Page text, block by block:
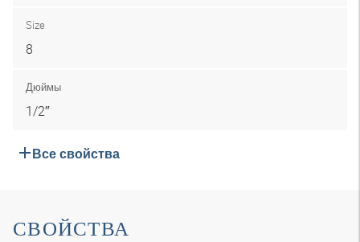
Size
8
Дюймы
1/2″
Все свойства
СВОЙСТВА